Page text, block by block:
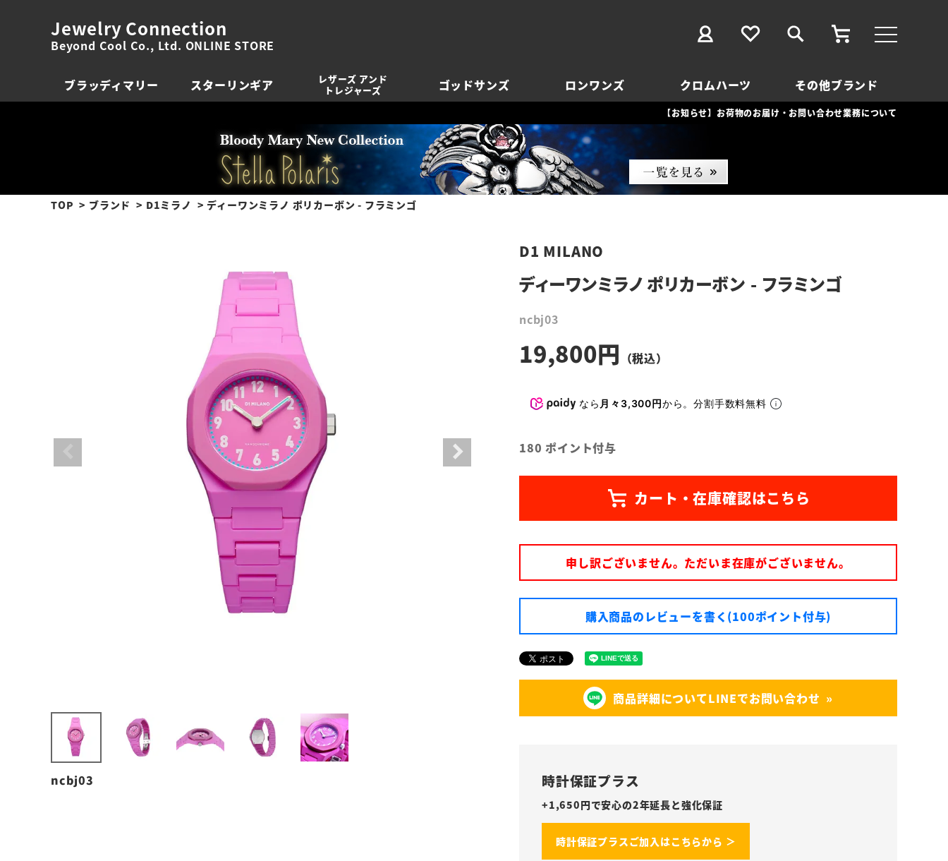
Jewelry Connection
Beyond Cool Co., Ltd. ONLINE STORE
ブラッディマリー スターリンギア
レザーズ アンド
トレジャーズ
ゴッドサンズ ロンワンズ クロムハーツ その他ブランド
【お知らせ】お荷物のお届け・お問い合わせ業務について
TOP ブランド D1ミラノ ディーワンミラノ ポリカーボン - フラミンゴ
ncbj03
D1 MILANO
ディーワンミラノ ポリカーボン - フラミンゴ
ncbj03
19,800
なら 月々3,300円から。分割手数料無料
180 ポイント付与
申し訳ございません。ただいま在庫がございません。
購入商品のレビューを書く(100ポイント付与)
商品詳細についてLINEでお問い合わせ
時計保証プラス
+1,650円で安心の2年延長と強化保証
時計保証プラスご加入はこちらから ＞